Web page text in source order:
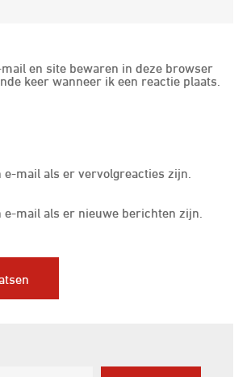
en site bewaren in deze browser
keer wanneer ik een reactie plaats.
mail als er vervolgreacties zijn.
mail als er nieuwe berichten zijn.